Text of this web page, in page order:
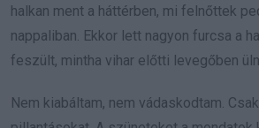
halkan ment a háttérben, mi felnőttek
nappaliban. Ekkor lett nagyon furcsa a
feszült, mintha vihar előtti levegőben
Nem kiabáltam, nem vádaskodtam.